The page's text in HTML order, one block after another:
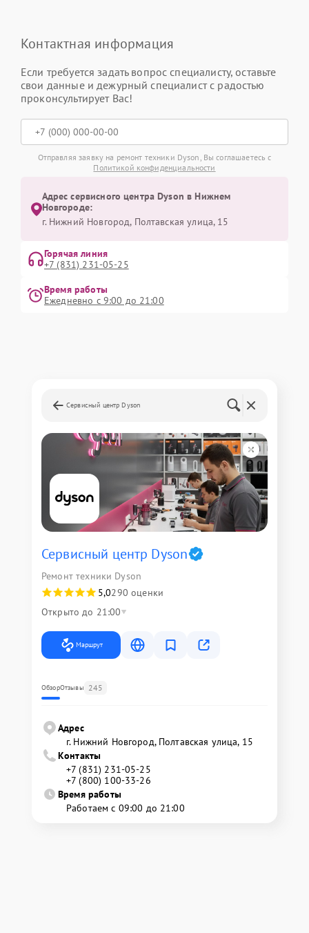
Контактная информация
Если требуется задать вопрос специалисту, оставьте
свои данные и дежурный специалист с радостью
проконсультирует Вас!
Отправляя заявку на ремонт техники Dyson, Вы соглашаетесь с
Политикой конфиденциальности
Адрес сервисного центра Dyson в Нижнем
Новгороде:
г. Нижний Новгород, Полтавская улица, 15
Горячая линия
+7 (831) 231-05-25
Время работы
Ежедневно с 9:00 до 21:00
Сервисный центр Dyson
Сервисный центр Dyson
Ремонт техники Dyson
5,0290 оценки
Открыто до 21:00
Маршрут
ОбзорОтзывы 245
Адрес
г. Нижний Новгород, Полтавская улица, 15
Контакты
+7 (831) 231-05-25
+7 (800) 100-33-26
Время работы
Работаем с 09:00 до 21:00